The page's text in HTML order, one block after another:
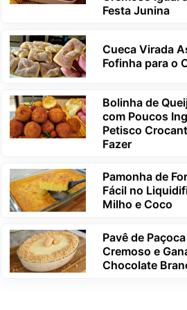
Festa Junina
Cueca Virada
Fofinha para o
Bolinha de
com Poucos
Petisco
Fazer
Pamonha de
Fácil no
Milho e Coco
Pavê de
Cremoso e
Chocolate